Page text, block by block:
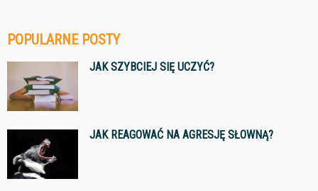
POPULARNE POSTY
JAK SZYBCIEJ SIĘ UCZYĆ?
JAK REAGOWAĆ NA AGRESJĘ SŁOWNĄ?